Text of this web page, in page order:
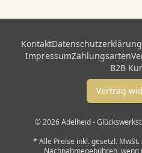
KontaktDatenschutzerklärung
ImpressumZahlungsarten
B2B
Vertrag
© 2026 Adelheid -
* Alle Preise inkl. gesetzl.